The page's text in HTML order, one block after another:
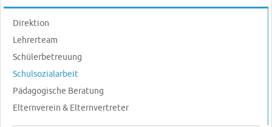
Direktion
Lehrerteam
Schülerbetreuung
Schulsozialarbeit
Pädagogische Beratung
Elternverein & Elternvertreter